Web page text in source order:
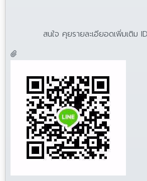
สนใจ คุยรายละเอียอดเพิ่มเติม